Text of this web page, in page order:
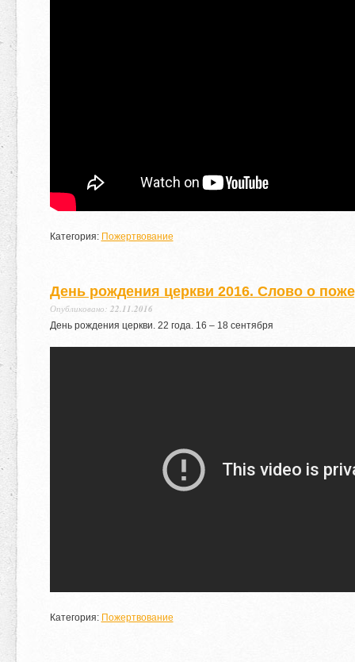
Категория: Пожертвование
День рождения церкви 2016. Слово о
Опубликовано: 22.11.2016
День рождения церкви. 22 года. 16 – 18сентября
Категория: Пожертвование